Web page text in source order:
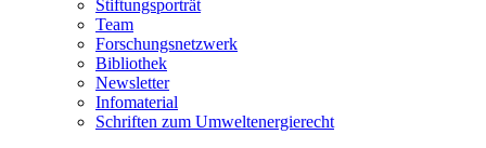
Stiftungsporträt
Team
Forschungsnetzwerk
Bibliothek
Newsletter
Infomaterial
Schriften zum Umweltenergierecht